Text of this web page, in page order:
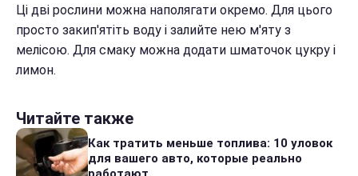
Ці дві рослини можна наполягати окремо. Для цього
просто закип'ятіть воду і залийте нею м'яту з
мелісою. Для смаку можна додати шматочок цукру і
лимон.
Читайте также
Как тратить меньше топлива: 10 уловок
для вашего авто, которые реально